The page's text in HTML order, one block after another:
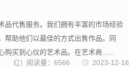
品代售服务。我们拥有丰富的市场经验
帮助他们以最佳的方式出售作品。同
买到心仪的艺术品。在艺术商......
2023-12-16
阅读量：6566